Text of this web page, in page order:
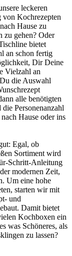
leckeren
von Kochrezepten
Hause zu
zu gehen? Oder
bietet
an schon fertig
Dir Deine
Vielzahl an
die Auswahl
alle benötigten
Personenanzahl
Hause oder ins
Egal, ob
Sortiment wird
Schritt-Anleitung
modernen Zeit,
Um eine hohe
starten wir mit
und
Damit bietet
Kochboxen ein
was Schöneres, als
zu lassen?